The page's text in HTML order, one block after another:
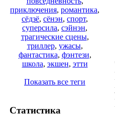
приключения, романтика,
сёдзё, сёнэн, спорт,
суперсила, сэйнэн,
трагические сцены,
триллер, ужасы,
фантастика, фэнтези,
школа, экшен, этти
Показать все теги
Статистика